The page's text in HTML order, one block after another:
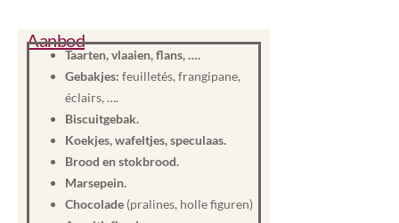
Aanbod
Taarten, vlaaien, flans, ….
Gebakjes: feuilletés, frangipane,
éclairs, ….
Biscuitgebak.
Koekjes, wafeltjes, speculaas.
Brood en stokbrood.
Marsepein.
Chocolade (pralines, holle figuren)